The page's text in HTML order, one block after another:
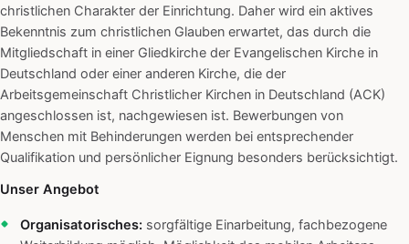
christlichen Charakter der Einrichtung. Daher wird ein aktives
Bekenntnis zum christlichen Glauben erwartet, das durch die
Mitgliedschaft in einer Gliedkirche der Evangelischen Kirche in
Deutschland oder einer anderen Kirche, die der
Arbeitsgemeinschaft Christlicher Kirchen in Deutschland (ACK)
angeschlossen ist, nachgewiesen ist. Bewerbungen von
Menschen mit Behinderungen werden bei entsprechender
Qualifikation und persönlicher Eignung besonders berücksichtigt.
Unser Angebot
Organisatorisches: sorgfältige Einarbeitung, fachbezogene